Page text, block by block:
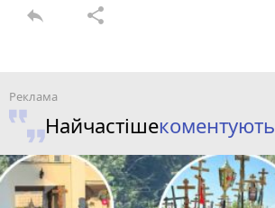
reply share
Найчастішекоментують